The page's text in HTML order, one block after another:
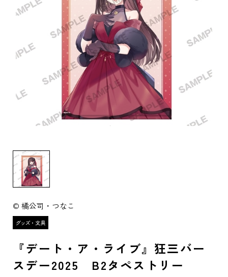
© 橘公司・つなこ
『デート・ア・ライブ』狂三バー
スデー2025 B2タペストリー